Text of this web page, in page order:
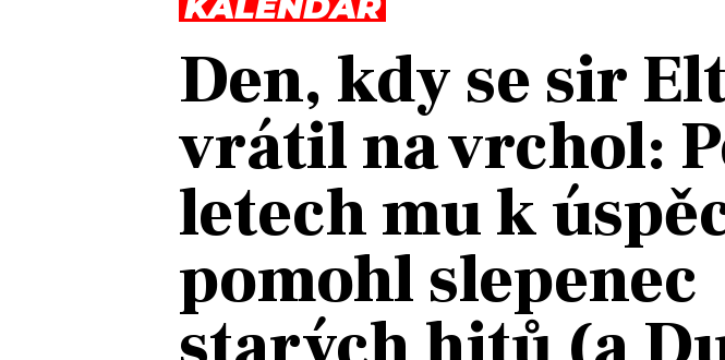
DOMŮ
ČLÁNKY
HUDBA
ROZHOVORY
#NEBUDUDOMA
KALENDÁŘ
KVÍZY
TRENDY
MIX
OSTATNÍ
PODCASTY
Den, kdy se sir
vrátil na vrchol:
letech mu k
pomohl slepenec